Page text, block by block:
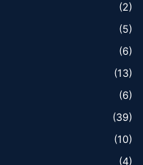
(2)
(5)
(6)
(13)
(6)
(39)
(10)
(4)